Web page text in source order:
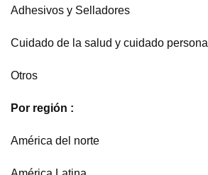
Adhesivos y Selladores
Cuidado de la salud y cuidado personal
Otros
Por región :
América del norte